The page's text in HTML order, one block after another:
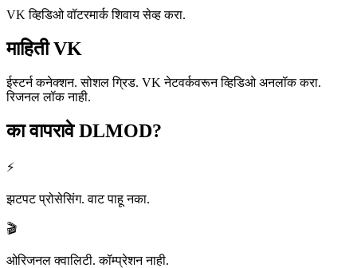
VK व्हिडिओ वॉटरमार्क शिवाय सेव्ह करा.
माहिती VK
ईस्टर्न कनेक्शन. सोशल ग्रिड. VK नेटवर्कवरून व्हिडिओ अनलॉक करा.
रिजनल लॉक नाही.
का वापरावे DLMOD?
⚡
झटपट प्रोसेसिंग. वाट पाहू नका.
🎬
ओरिजनल क्वालिटी. कॉम्प्रेशन नाही.